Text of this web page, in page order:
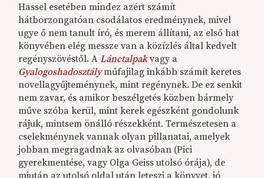
Hassel esetében mindez azért számít
hátborzongatóan csodálatos eredménynek, mivel
ugye ő nem tanult író, és merem állítani, az első hat
könyvében elég messze van a közízlés által kedvelt
regényszövéstől. ALánctalpakvagy a
Gyalogoshadosztályműfajilag inkább számít keretes
novellagyűjteménynek, mint regénynek. De ez senkit
nem zavar, és amikor beszélgetés közben bármely
műve szóba kerül, mint kerek egészként gondolunk
rájuk, mintsem önálló részekként. Természetesen a
cselekménynek vannak olyan pillanatai, amelyek
jobban megragadnak az olvasóban (Pici
gyerekmentése, vagy Olga Geiss utolsó órája), de
miután az utolsó oldal után leteszi a könyvet, jó